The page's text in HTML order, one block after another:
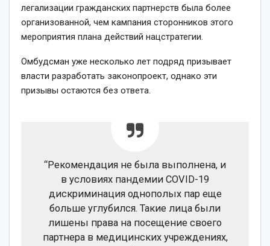
легализации гражданских партнерств была более
организованной, чем кампания сторонников этого
мероприятия плана действий нацстратегии.
Омбудсман уже несколько лет подряд призывает
власти разработать законопроект, однако эти
призывы остаются без ответа.
“Рекомендация не была выполнена, и
в условиях пандемии COVID-19
дискриминация однополых пар еще
больше углубился. Такие лица были
лишены права на посещение своего
партнера в медицинских учреждениях,